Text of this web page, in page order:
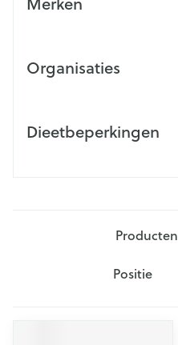
Organisaties
Dieetbeperkingen
Producten
Sorteer op: